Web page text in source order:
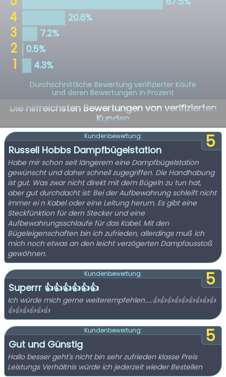
Durchschnittliche Bewertung verifizierter Käufe
und deren Bewertungen in Prozent
Die hilfreichsten Bewertungen von verifizierten
Kunden
5
Kundenbewertung:
Russell Hobbs Dampfbügelstation
Habe mir schon seit längerem eine Dampfbügelstation
gewünscht und daher schnell zugegriffen. Die Handhabung
ist gut. Was zwar nicht direkt mit dem Bügeln zu tun hat,
aber gut durchdacht ist: Bei der Aufbewahrung schleift nicht
immer ei n Kabel oder eine Leitung herum. Es gibt eine
Steckfünktion für dern Stecker und eine
Aufbewahrungsschlaufe für das Kabel. Mit den
Bügeleigenschaften bin ich zufrieden, allerdings muß ich
mich noch etwas an den leicht verzögerten Dampfausstoß
gewöhnen.
5
Kundenbewertung:
Superrr 👍👍👍👍👍👍
Ich würde mich gerne weiterempfehlen.....👍👍👍👍👍👍👍👍👍
👍👍👍👍👍👍
5
Kundenbewertung:
Gut und Günstig
Hallo besser geht's nicht bin sehr zufrieden klasse Preis
Leistungs Verhältnis würde ich jederzeit wieder Bestellen